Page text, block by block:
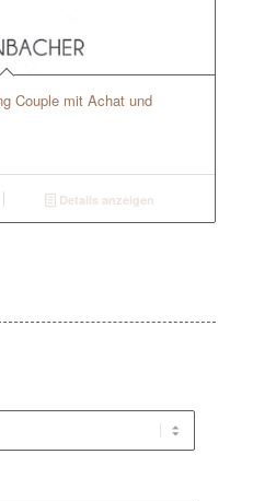
Couple mit Achat und
Details anzeigen